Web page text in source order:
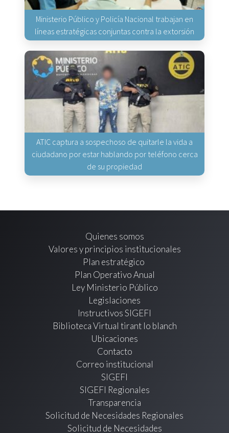
Ministerio Público y Policía Nacional trabajan en
líneas estratégicas conjuntas contra la extorsión
ATIC captura a sospechoso de quitarle la vida a
ciudadano por estar hablando por teléfono cerca
de su propiedad
Quienes somos
Valores y principios institucionales
Plan estratégico
Plan Operativo Anual
Ley Ministerio Público
Legislaciones
Instructivos SIGEFI
Biblioteca Virtual tirant lo blanch
Ubicaciones
Contacto
Correo institucional
SIGEFI
SIGEFI Regionales
Transparencia
Solicitud de Necesidades Regionales
Solicitud de Necesidades